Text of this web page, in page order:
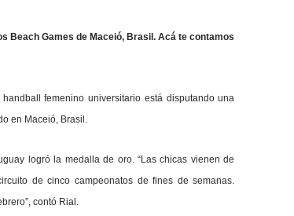
Beach Games de Maceió, Brasil. Acá te contamos
femenino universitario está disputando una
en Maceió, Brasil.
logró la medalla de oro. “Las chicas vienen de
de cinco campeonatos de fines de semanas.
contó Rial.